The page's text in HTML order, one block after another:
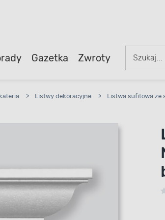
Gazetka Zwroty
> Listwy dekoracyjne > Listwa sufitowa ze